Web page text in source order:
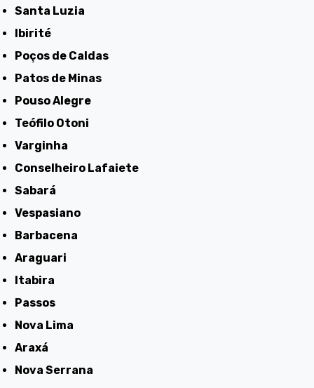
Santa Luzia
Ibirité
Poços de Caldas
Patos de Minas
Pouso Alegre
Teófilo Otoni
Varginha
Conselheiro Lafaiete
Sabará
Vespasiano
Barbacena
Araguari
Itabira
Passos
Nova Lima
Araxá
Nova Serrana